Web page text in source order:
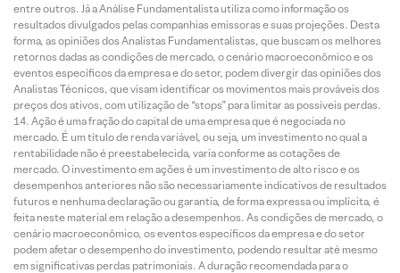
entre outros. Já a Análise Fundamentalista utiliza como informação os
resultados divulgados pelas companhias emissoras e suas projeções. Desta
forma, as opiniões dos Analistas Fundamentalistas, que buscam os melhores
retornos dadas as condições de mercado, o cenário macroeconômico e os
eventos específicos da empresa e do setor, podem divergir das opiniões dos
Analistas Técnicos, que visam identificar os movimentos mais prováveis dos
preços dos ativos, com utilização de “stops” para limitar as possíveis perdas.
Ação é uma fração do capital de uma empresa que é negociada no
mercado. É um título de renda variável, ou seja, um investimento no qual a
rentabilidade não é preestabelecida, varia conforme as cotações de
mercado. O investimento em ações é um investimento de alto risco e os
desempenhos anteriores não são necessariamente indicativos de resultados
futuros e nenhuma declaração ou garantia, de forma expressa ou implícita, é
feita neste material em relação a desempenhos. As condições de mercado, o
cenário macroeconômico, os eventos específicos da empresa e do setor
podem afetar o desempenho do investimento, podendo resultar até mesmo
em significativas perdas patrimoniais. A duração recomendada para o